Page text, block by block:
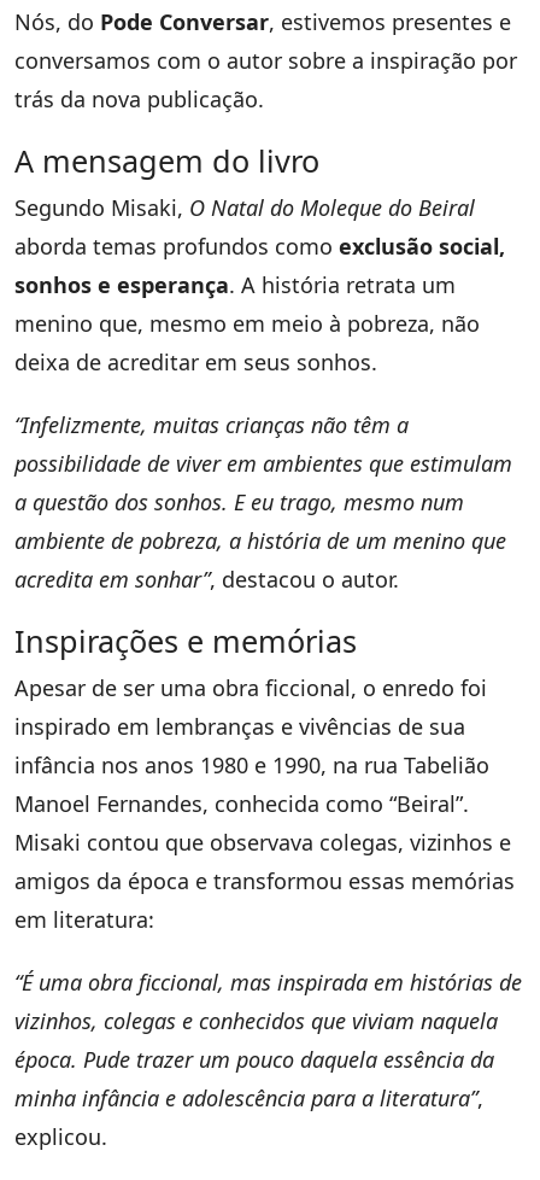
Nós, do Pode Conversar, estivemos presentes e
conversamos com o autor sobre a inspiração por
trás da nova publicação.
A mensagem do livro
Segundo Misaki, O Natal do Moleque do Beiral
aborda temas profundos como exclusão social,
sonhos e esperança. A história retrata um
menino que, mesmo em meio à pobreza, não
deixa de acreditar em seus sonhos.
“Infelizmente, muitas crianças não têm a
possibilidade de viver em ambientes que estimulam
a questão dos sonhos. E eu trago, mesmo num
ambiente de pobreza, a história de um menino que
acredita em sonhar”, destacou o autor.
Inspirações e memórias
Apesar de ser uma obra ficcional, o enredo foi
inspirado em lembranças e vivências de sua
infância nos anos 1980 e 1990, na rua Tabelião
Manoel Fernandes, conhecida como “Beiral”.
Misaki contou que observava colegas, vizinhos e
amigos da época e transformou essas memórias
em literatura:
“É uma obra ficcional, mas inspirada em histórias de
vizinhos, colegas e conhecidos que viviam naquela
época. Pude trazer um pouco daquela essência da
minha infância e adolescência para a literatura”,
explicou.